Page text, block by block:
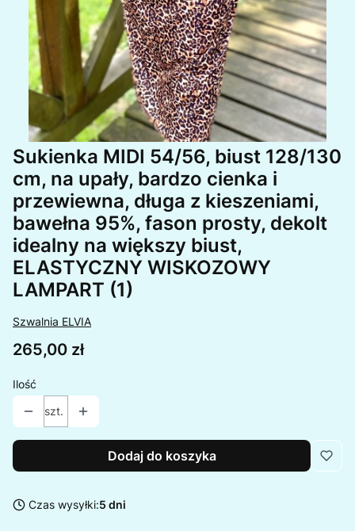
Sukienka MIDI 54/56, biust 128/130
cm, na upały, bardzo cienka i
przewiewna, długa z kieszeniami,
bawełna 95%, fason prosty, dekolt
idealny na większy biust,
ELASTYCZNY WISKOZOWY
LAMPART (1)
Szwalnia ELVIA
Cena
265,00 zł
Ilość
szt.
Dodaj do koszyka
Czas wysyłki:5 dni